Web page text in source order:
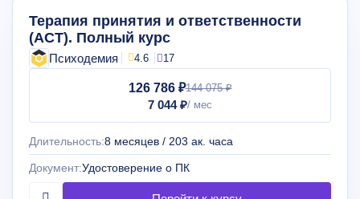
Терапия принятия и ответственности
(АСТ). Полный курс
Психодемия 4.6 17
126 786 ₽144 075 ₽
7 044 ₽
Длительность:8 месяцев / 203 ак. часа
Документ:Удостоверение о ПК